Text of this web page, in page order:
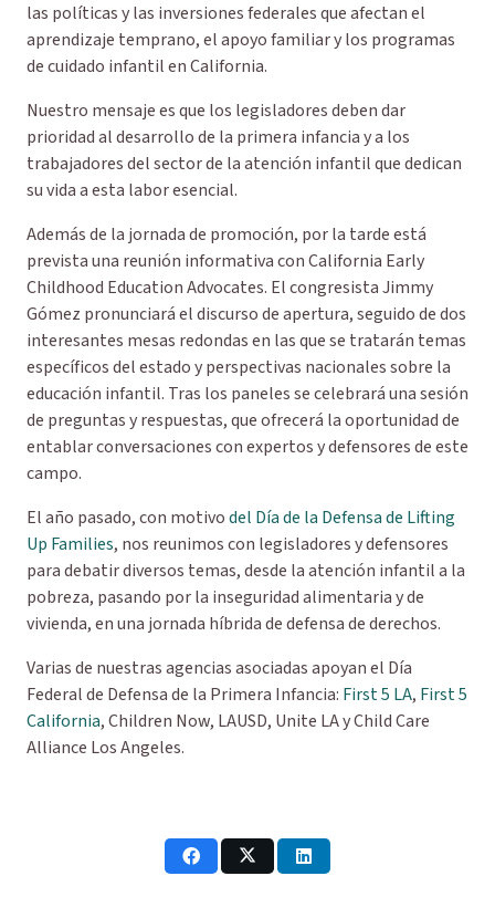
las políticas y las inversiones federales que afectan el
aprendizaje temprano, el apoyo familiar y los programas
de cuidado infantil en California.
Nuestro mensaje es que los legisladores deben dar
prioridad al desarrollo de la primera infancia y a los
trabajadores del sector de la atención infantil que dedican
su vida a esta labor esencial.
Además de la jornada de promoción, por la tarde está
prevista una reunión informativa con California Early
Childhood Education Advocates. El congresista Jimmy
Gómez pronunciará el discurso de apertura, seguido de dos
interesantes mesas redondas en las que se tratarán temas
específicos del estado y perspectivas nacionales sobre la
educación infantil. Tras los paneles se celebrará una sesión
de preguntas y respuestas, que ofrecerá la oportunidad de
entablar conversaciones con expertos y defensores de este
campo.
El año pasado, con motivodel Día de la Defensa de Lifting
Up Families, nos reunimos con legisladores y defensores
para debatir diversos temas, desde la atención infantil a la
pobreza, pasando por la inseguridad alimentaria y de
vivienda, en una jornada híbrida de defensa de derechos.
Varias de nuestras agencias asociadas apoyan el Día
Federal de Defensa de la Primera Infancia: First5 LA, First 5
California, Children Now, LAUSD, Unite LA y Child Care
Alliance Los Angeles.